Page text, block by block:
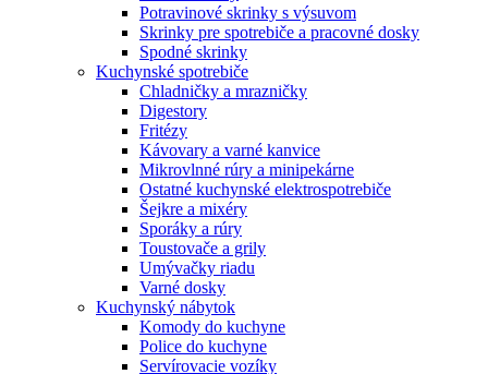
Potravinové skrinky s výsuvom
Skrinky pre spotrebiče a pracovné dosky
Spodné skrinky
Kuchynské spotrebiče
Chladničky a mrazničky
Digestory
Fritézy
Kávovary a varné kanvice
Mikrovlnné rúry a minipekárne
Ostatné kuchynské elektrospotrebiče
Šejkre a mixéry
Sporáky a rúry
Toustovače a grily
Umývačky riadu
Varné dosky
Kuchynský nábytok
Komody do kuchyne
Police do kuchyne
Servírovacie vozíky